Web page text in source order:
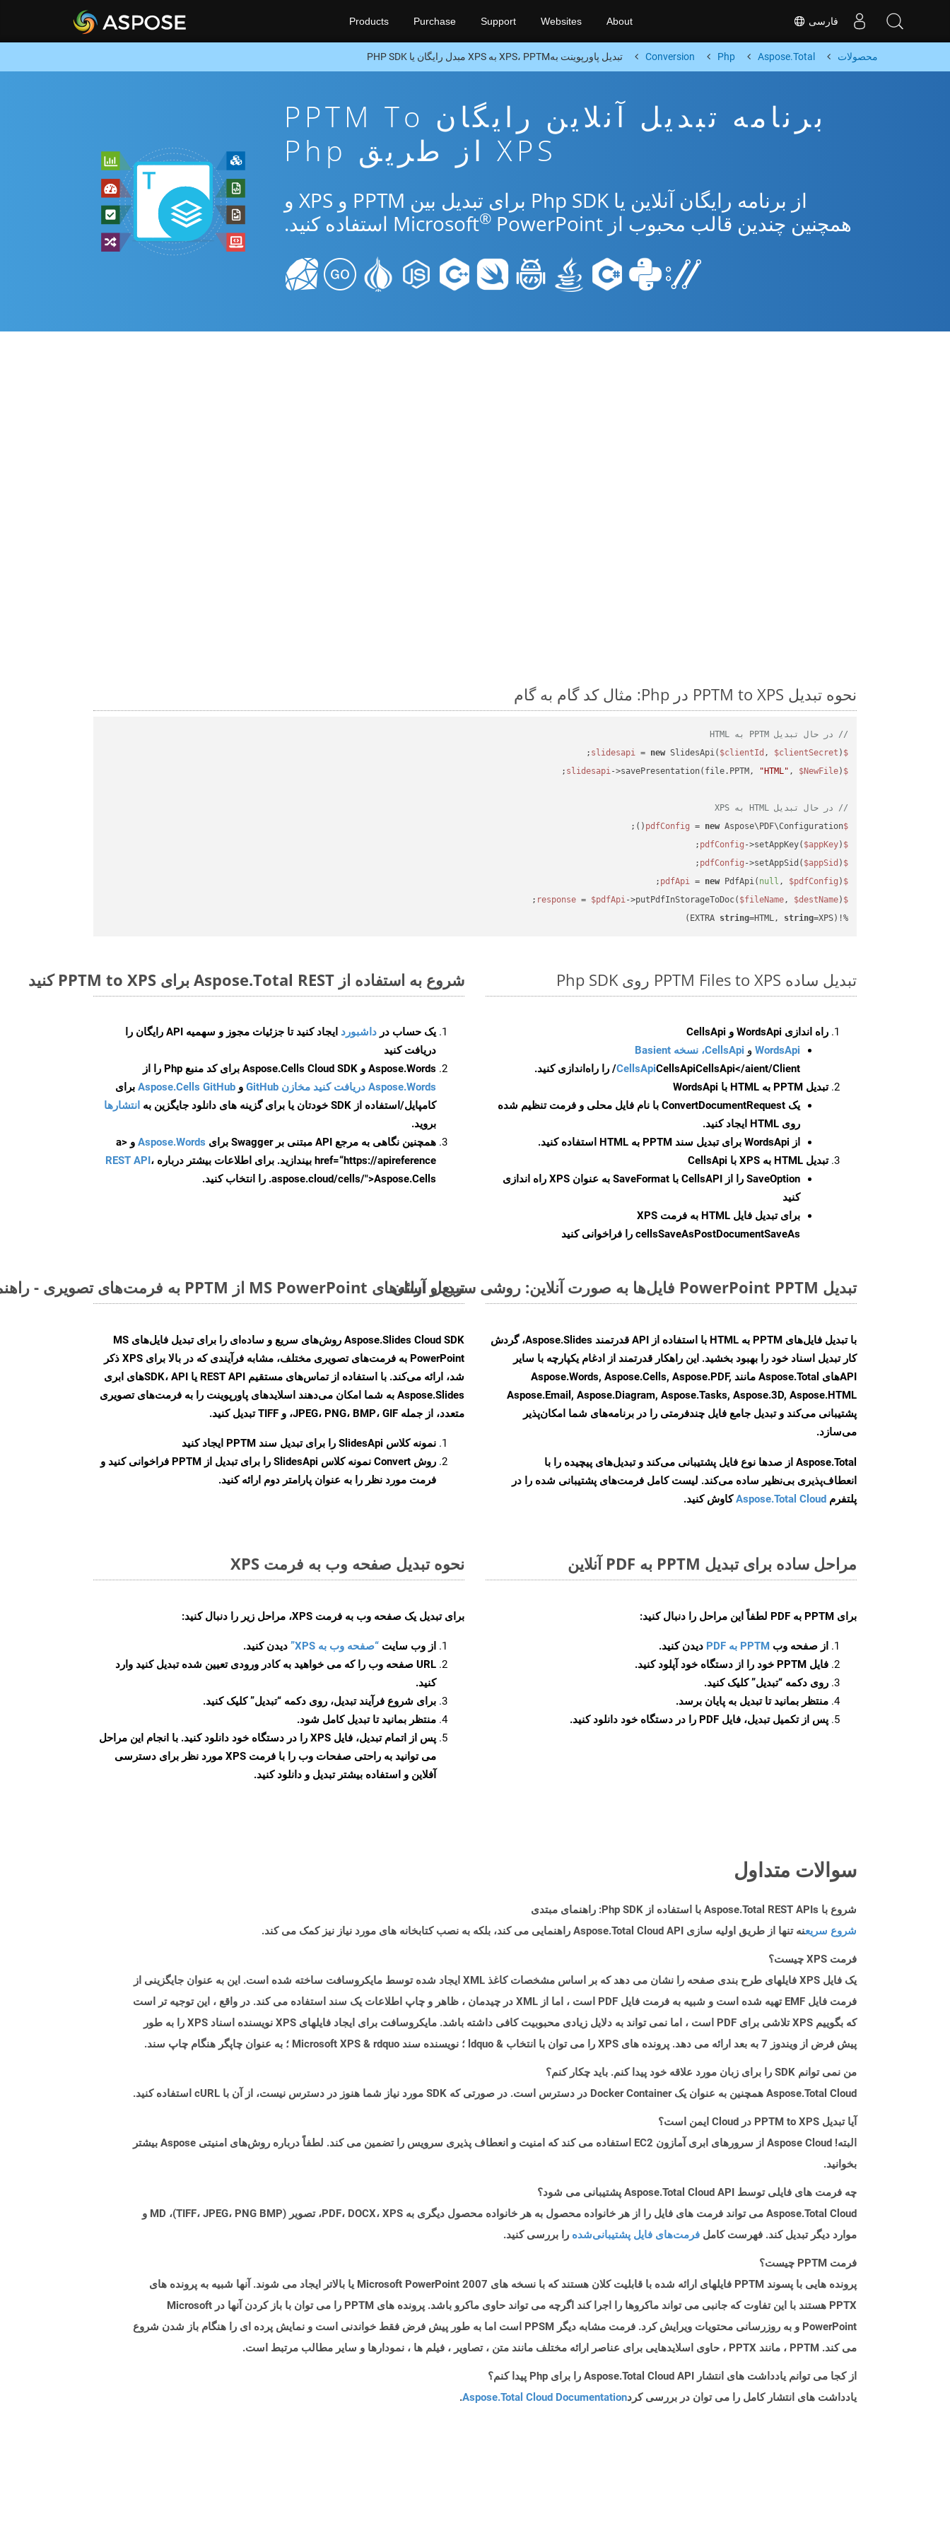
فارسی Products Purchase Support Websites About
محصولات Aspose.Total
Php
Conversion تبدیل پاورپوینت بهXPS، PPTM به XPS مبدل رایگان یا PHP SDK
برنامه تبدیل آنلاین رایگان PPTM To
XPS از طریق Php
از برنامه رایگان آنلاین یا Php SDK برای تبدیل بین PPTM و XPS و
همچنین چندین قالب محبوب از Microsoft
® PowerPoint استفاده کنید.
نحوه تبدیل PPTM to XPS در Php: مثال کد گام به گام
// در حال تبدیل PPTM به HTML
$slidesapi
= new SlidesApi( $clientId , $clientSecret );
$slidesapi
->savePresentation(file.PPTM, "HTML" , $NewFile
// در حال تبدیل HTML به XPS
$pdfConfig
= new Aspose\PDF\Configuration();
$pdfConfig
->setAppKey( $appKey);
$pdfConfig
->setAppSid( $appSid );
$pdfApi
= new PdfApi( null , $pdfConfig );
$response
= $pdfApi->putPdfInStorageToDoc( $fileName, $destName
%!(EXTRA
string=HTML, string=XPS)
تبدیل ساده PPTM Files to XPS روی Php SDK
راه اندازی WordsApi و CellsApi
WordsApi و CellsApi، نسخه Basient
CellsApiCellsApiCellsApi</aient/Client/ را راه‌اندازی کنید.
تبدیل PPTM به HTML با WordsApi
یک ConvertDocumentRequest با نام فایل محلی و فرمت تنظیم شده
روی HTML ایجاد کنید.
از WordsApi برای تبدیل سند PPTM به HTML استفاده کنید.
تبدیل HTML به XPS با CellsApi
SaveOption
را از CellsAPI با SaveFormat به عنوان XPS راه اندازی
کنید
برای تبدیل فایل HTML به فرمت
XPS
cellsSaveAsPostDocumentSaveAs را فراخوانی کنید
شروع به استفاده از Aspose.Total REST برای PPTM to XPS کنید
یک حساب در داشبورد
ایجاد کنید تا جزئیات مجوز و سهمیه API رایگان را
دریافت کنید
Aspose.Words و Aspose.Cells Cloud SDK برای کد منبع Php را از
Aspose.Words دریافت کنید مخازن GitHub
و Aspose.Cells GitHub برای
کامپایل/استفاده از SDK خودتان یا برای گزینه های دانلود جایگزین به
انتشارها
بروید.
همچنین نگاهی به مرجع API مبتنی بر Swagger برای
Aspose.Words
و <a
href=“https://apireference بیندازید. برای اطلاعات بیشتر درباره
REST API،
.aspose.cloud/cells/">Aspose.Cells را انتخاب کنید.
تبدیل PowerPoint PPTM فایل‌ها به صورت آنلاین: روشی سریع و آسان
با تبدیل فایل‌های PPTM به HTML با استفاده از API قدرتمند Aspose.Slides، گردش
کار تبدیل اسناد خود را بهبود بخشید. این راهکار قدرتمند از ادغام یکپارچه با سایر
APIهای Aspose.Total مانند Aspose.Words, Aspose.Cells, Aspose.PDF,
Aspose.Email, Aspose.Diagram, Aspose.Tasks, Aspose.3D, Aspose.HTML
پشتیبانی می‌کند و تبدیل جامع فایل چندفرمتی را در برنامه‌های شما امکان‌پذیر
می‌سازد.
Aspose.Total از صدها نوع فایل پشتیبانی می‌کند و تبدیل‌های پیچیده را با
انعطاف‌پذیری بی‌نظیر ساده می‌کند. لیست کامل فرمت‌های پشتیبانی شده را در
پلتفرم Aspose.Total Cloudکاوش کنید.
تبدیل ارائه‌های MS PowerPoint از PPTM به فرمت‌های تصویری - راهنمای گام به گام
Aspose.Slides Cloud SDK روش‌های سریع و ساده‌ای را برای تبدیل فایل‌های MS
PowerPoint به فرمت‌های تصویری مختلف، مشابه فرآیندی که در بالا برای XPS ذکر
شد، ارائه می‌کند. با استفاده از تماس‌های مستقیم REST API یا SDK، APIهای ابری
Aspose.Slides به شما امکان می‌دهند اسلایدهای پاورپوینت را به فرمت‌های تصویری
متعدد، از جمله JPEG، PNG، BMP، GIF، و TIFF تبدیل کنید.
نمونه کلاس SlidesApi را برای تبدیل سند PPTM ایجاد کنید
روش Convert
نمونه کلاس SlidesApi را برای تبدیل از PPTM فراخوانی کنید و
فرمت مورد نظر را به عنوان پارامتر دوم ارائه کنید.
مراحل ساده برای تبدیل PPTM به PDF آنلاین
برای PPTM به PDF لطفاً این مراحل را دنبال کنید:
از صفحه وب PPTM به PDF
دیدن کنید.
فایل PPTM خود را از دستگاه خود آپلود کنید.
روی دکمه “تبدیل”کلیک کنید.
منتظر بمانید تا تبدیل به پایان برسد.
پس از تکمیل تبدیل، فایل PDF را در دستگاه خود دانلود کنید.
نحوه تبدیل صفحه وب به فرمت XPS
برای تبدیل یک صفحه وب به فرمت XPS، مراحل زیر را دنبال کنید:
از وب سایت “صفحه وب به XPS”
دیدن کنید.
URL صفحه وب را که می خواهید به کادر ورودی تعیین شده تبدیل کنید وارد
کنید.
برای شروع فرآیند تبدیل، روی دکمه “تبدیل” کلیک کنید.
منتظر بمانید تا تبدیل کامل شود.
پس از اتمام تبدیل، فایل XPS را در دستگاه خود دانلود کنید. با انجام این مراحل
می توانید به راحتی صفحات وب را با فرمت XPS مورد نظر برای دسترسی
آفلاین و استفاده بیشتر تبدیل و دانلود کنید.
سوالات متداول
شروع با Aspose.Total REST APIs با استفاده از Php SDK: راهنمای مبتدی
شروع سریعنه تنها از طریق اولیه سازی Aspose.Total Cloud API راهنمایی می کند، بلکه به نصب کتابخانه های مورد نیاز نیز کمک می کند.
فرمت XPS چیست؟
یک فایل XPS فایلهای طرح بندی صفحه را نشان می دهد که بر اساس مشخصات کاغذ XML ایجاد شده توسط مایکروسافت ساخته شده است. این به عنوان جایگزینی از
فرمت فایل EMF تهیه شده است و شبیه به فرمت فایل PDF است ، اما از XML در چیدمان ، ظاهر و چاپ اطلاعات یک سند استفاده می کند. در واقع ، این توجیه تر است
که بگوییم XPS تلاشی برای PDF است ، اما نمی تواند به دلایل زیادی محبوبیت کافی داشته باشد. مایکروسافت برای ایجاد فایلهای XPS نویسنده اسناد XPS را به طور
پیش فرض از ویندوز 7 به بعد ارائه می دهد. پرونده های XPS را می توان با انتخاب & ldquo ؛ نویسنده سند Microsoft XPS & rdquo ؛ به عنوان چاپگر هنگام چاپ سند.
من نمی توانم SDK را برای زبان مورد علاقه خود پیدا کنم. باید چکار کنم؟
Aspose.Total Cloud همچنین به عنوان یک Docker Container در دسترس است. در صورتی که SDK مورد نیاز شما هنوز در دسترس نیست، از آن با cURL استفاده کنید.
آیا تبدیل PPTM to XPS در Cloud ایمن است؟
البته! Aspose Cloud از سرورهای ابری آمازون EC2 استفاده می کند که امنیت و انعطاف پذیری سرویس را تضمین می کند. لطفاً درباره روش‌های امنیتی Aspose بیشتر
بخوانید.
چه فرمت های فایلی توسط Aspose.Total Cloud API پشتیبانی می شود؟
Aspose.Total Cloud می تواند فرمت های فایل را از هر خانواده محصول به هر خانواده محصول دیگری به PDF، DOCX، XPS، تصویر (TIFF، JPEG، PNG BMP)، MD و
موارد دیگر تبدیل کند. فهرست کامل فرمت‌های فایل پشتیبانی‌شده را بررسی کنید.
فرمت PPTM چیست؟
پرونده هایی با پسوند PPTM فایلهای ارائه شده با قابلیت کلان هستند که با نسخه های Microsoft PowerPoint 2007 یا بالاتر ایجاد می شوند. آنها شبیه به پرونده های
PPTX هستند با این تفاوت که جانبی می تواند ماکروها را اجرا کند اگرچه می تواند حاوی ماکرو باشد. پرونده های PPTM را می توان با باز کردن آنها در Microsoft
PowerPoint و به روزرسانی محتویات ویرایش کرد. فرمت مشابه دیگر PPSM است اما به طور پیش فرض فقط خواندنی است و نمایش پرده ای را هنگام باز شدن شروع
می کند. PPTM ، مانند PPTX ، حاوی اسلایدهایی برای عناصر ارائه مختلف مانند متن ، تصاویر ، فیلم ها ، نمودارها و سایر مطالب مرتبط است.
از کجا می توانم یادداشت های انتشار Aspose.Total Cloud API را برای Php پیدا کنم؟
یادداشت های انتشار کامل را می توان در بررسی کردAspose.Total Cloud Documentation
.